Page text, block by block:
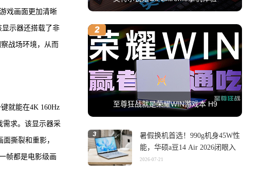
戏画面更加清晰
显示器还搭载了非
战场环境，从而
就能在4K 160Hz
需求。该显示器采
撕裂和重影，
帧都是电影级画
至尊狂战就是荣耀WIN游戏本 H9
暑假换机首选！990g机身45W性
能，华硕a豆14 Air 2026闭眼入
2026-07-21